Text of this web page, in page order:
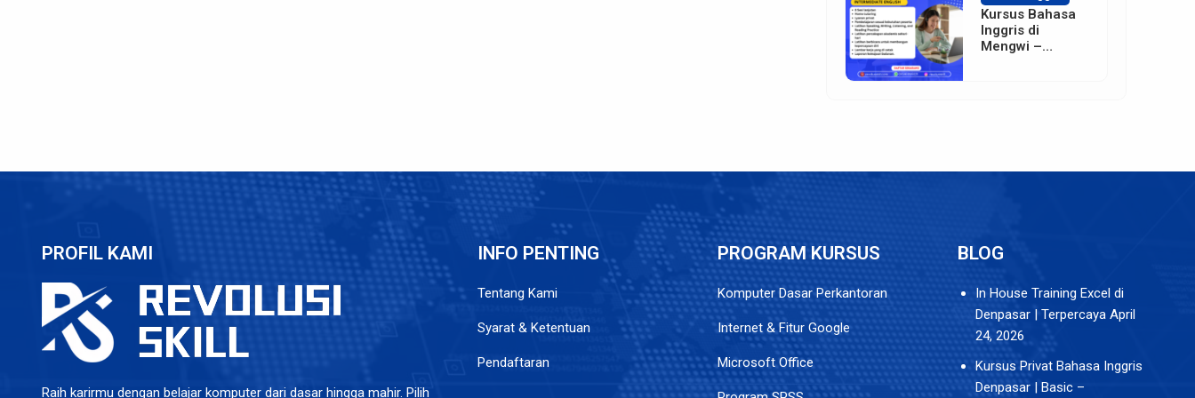
Kursus Bahasa
Inggris di
Mengwi –
PROFIL KAMI
Raih karirmu dengan belajar komputer dari dasar hingga mahir. Pilih
INFO PENTING
Tentang Kami
Syarat & Ketentuan
Pendaftaran
PROGRAM KURSUS
Komputer Dasar Perkantoran
Internet & Fitur Google
Microsoft Office
BLOG
In House Training Excel di
Denpasar | Terpercaya April
24, 2026
Kursus Privat Bahasa Inggris
Denpasar | Basic –